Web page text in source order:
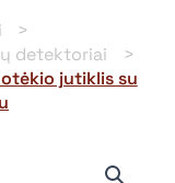
detektoriai
jutiklis su